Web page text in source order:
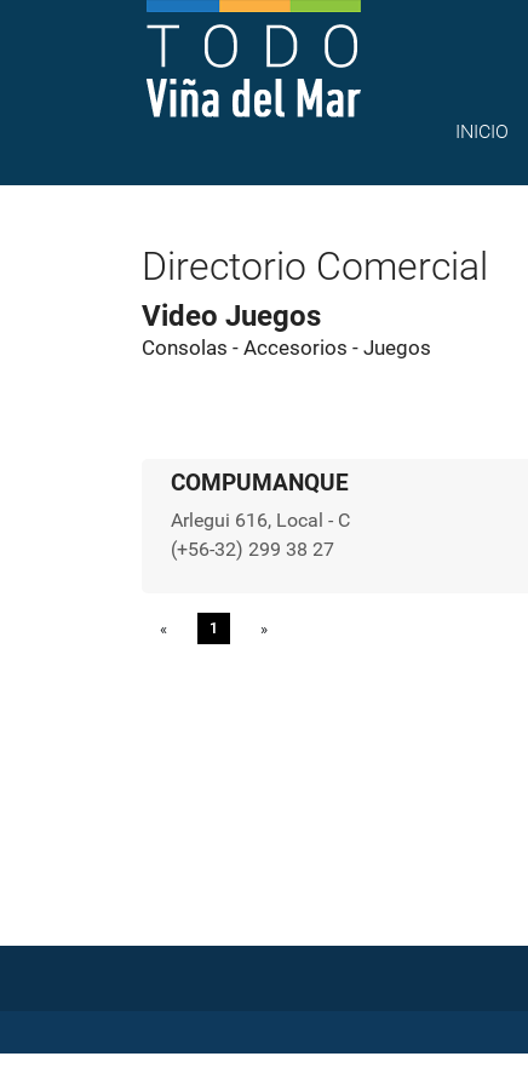
INICIO
Directorio Comercial
Video Juegos
Consolas - Accesorios - Juegos
COMPUMANQUE
Arlegui 616, Local - C
(+56-32) 299 38 27
« Previous
1 »